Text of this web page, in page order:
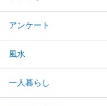
アンケート
風水
一人暮らし